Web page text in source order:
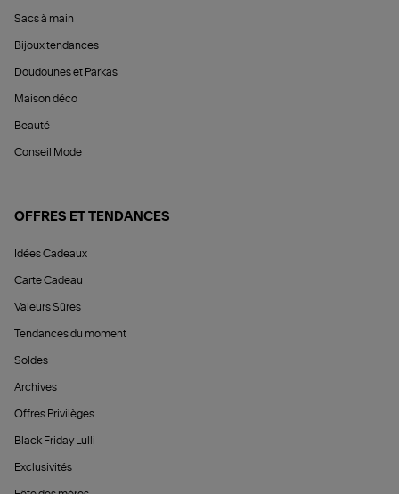
Sacs à main
Bijoux tendances
Doudounes et Parkas
Maison déco
Beauté
Conseil Mode
OFFRES ET TENDANCES
Idées Cadeaux
Carte Cadeau
Valeurs Sûres
Tendances du moment
Soldes
Archives
Offres Privilèges
Black Friday Lulli
Exclusivités